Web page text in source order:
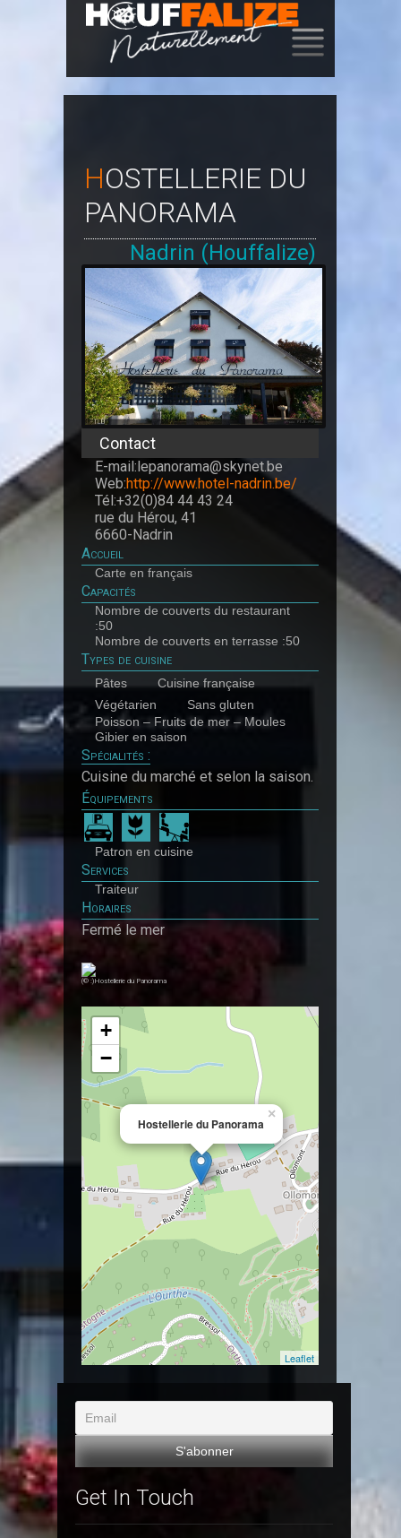
HOSTELLERIE DU
PANORAMA
Nadrin (Houffalize)
Contact
E-mail:lepanorama@skynet.be
Web:http://www.hotel-nadrin.be/
Tél:+32(0)84 44 43 24
rue du Hérou, 41
6660-Nadrin
Accueil
Carte en français
Capacités
Nombre de couverts du restaurant
:50
Nombre de couverts en terrasse :50
Types de cuisine
Pâtes
Cuisine française
Végétarien
Sans gluten
Poisson – Fruits de mer – Moules
Gibier en saison
Spécialités :
Cuisine du marché et selon la saison.
Équipements
Patron en cuisine
Services
Traiteur
Horaires
Fermé le mer
(© :)Hostellerie du Panorama
Hostellerie du Panorama
×
+
−
Leaflet
Get In Touch